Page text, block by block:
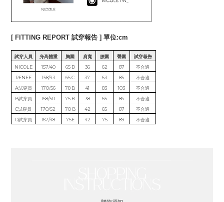
[ FITTING REPORT 試穿報告 ] 單位:cm
試穿人員 身高體重 胸圍 肩寬 腰圍 臀圍
試穿報告
NICOLE
157/40 65 D 36 62 87
不合適
RENEE
158/43 65 C 37 63 85
不合適
A試穿員
170/56 78 B 41 83 103
不合適
B試穿員
158/50 75 B 38 65 86
不合適
C試穿員
170/52 70 B 42 65 87
不合適
D試穿員
167/48 75E 42 75 89 不合適